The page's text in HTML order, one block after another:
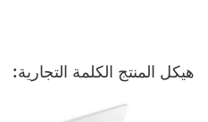
هيكل المنتج الكلمة التجارية: